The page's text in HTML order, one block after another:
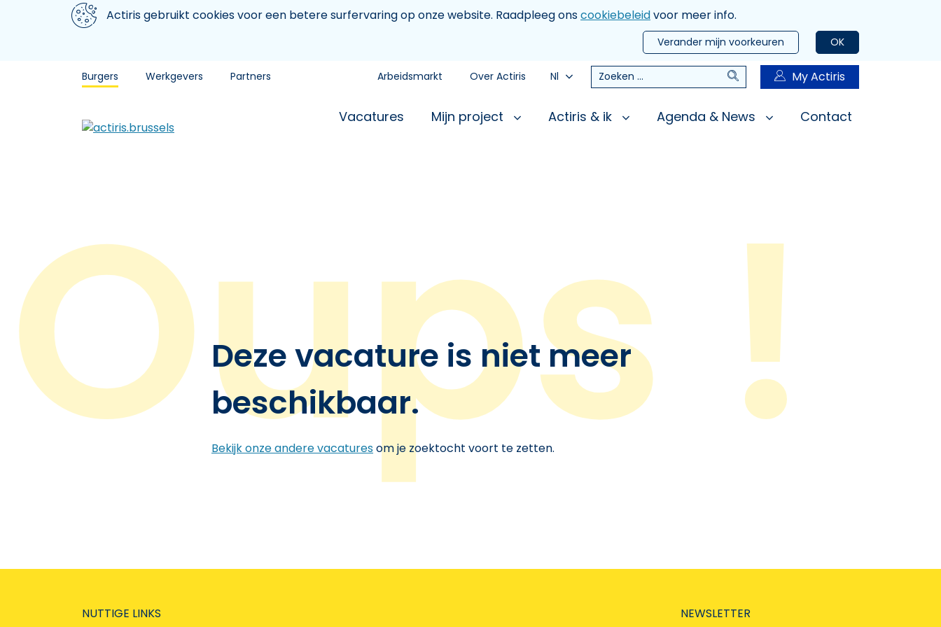
Aller au contenu principal
We gebruiken cookiesActiris gebruikt cookies voor een betere surfervaring op onze website. Raadpleeg onscookiebeleidvoor meer info.
OK
Verander mijn voorkeuren
Burgers Werkgevers Partners Arbeidsmarkt Over Actiris Nl Zoeken Zoeken My Actiris
Vacatures Mijn project Actiris & ik Agenda & News Contact
Deze vacature is niet meer
beschikbaar.
Bekijk onze andere vacaturesom je zoektocht voort te zetten.
NUTTIGE LINKS NEWSLETTER